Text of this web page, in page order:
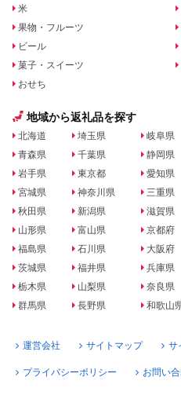
米
果物・フルーツ
ビール
菓子・スイーツ
おせち
地域から返礼品を探す
北海道
青森県
岩手県
宮城県
秋田県
山形県
福島県
茨城県
栃木県
群馬県
埼玉県
千葉県
東京都
神奈川県
新潟県
富山県
石川県
福井県
山梨県
長野県
岐阜県
静岡県
愛知県
三重県
滋賀県
京都府
大阪府
兵庫県
奈良県
和歌山
運営会社 サイトマップ サ
プライバシーポリシー お問い